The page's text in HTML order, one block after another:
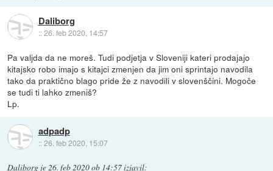
Daliborg
::26. feb 2020, 14:57
Pa valjda da ne moreš. Tudi podjetja v Sloveniji kateri prodajajo
kitajsko robo imajo s kitajci zmenjen da jim oni sprintajo navodila
tako da praktično blago pride že z navodili v slovenščini. Mogoče
se tudi ti lahko zmeniš?
Lp.
adpadp
::26. feb 2020, 15:07
Daliborg je 26. feb 2020 ob 14:57izjavil: